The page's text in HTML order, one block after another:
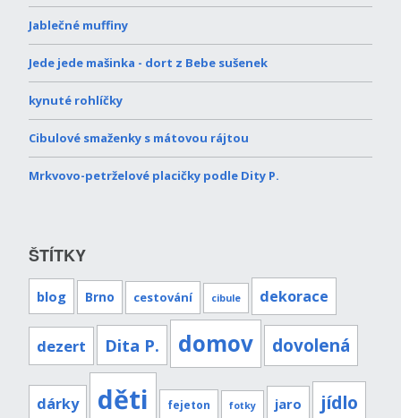
Jablečné muffiny
Jede jede mašinka - dort z Bebe sušenek
kynuté rohlíčky
Cibulové smaženky s mátovou rájtou
Mrkvovo-petrželové placičky podle Dity P.
ŠTÍTKY
blog Brno cestování cibule dekorace
dezert Dita P. domov dovolená
dárky děti fejeton fotky jaro jídlo